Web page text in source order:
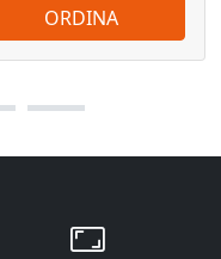
ORDINA